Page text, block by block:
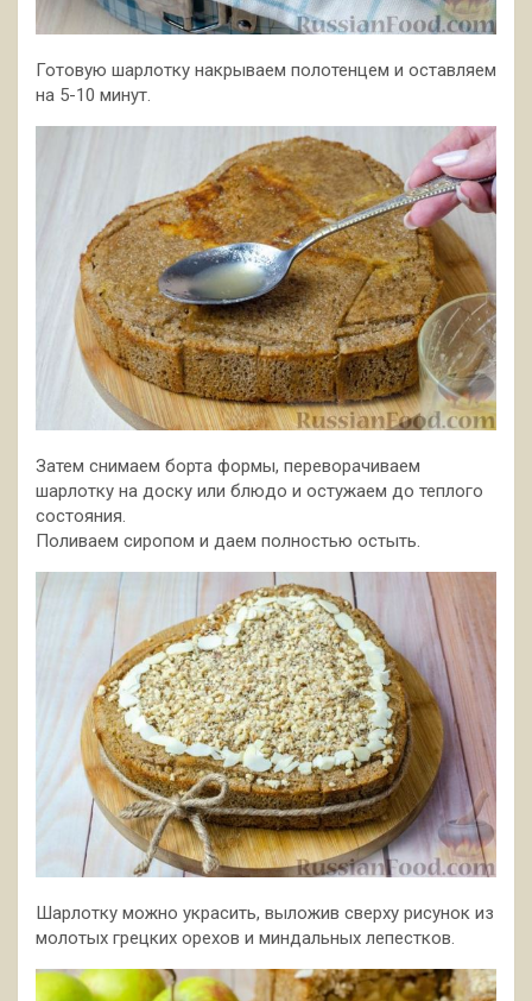
Готовую шарлотку накрываем полотенцем и оставляем
на 5-10 минут.
Затем снимаем борта формы, переворачиваем
шарлотку на доску или блюдо и остужаем до теплого
состояния.
Поливаем сиропом и даем полностью остыть.
Шарлотку можно украсить, выложив сверху рисунок из
молотых грецких орехов и миндальных лепестков.